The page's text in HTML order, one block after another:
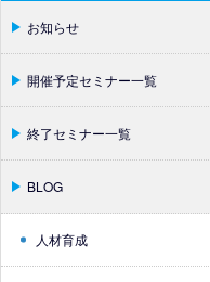
お知らせ
開催予定セミナー一覧
終了セミナー一覧
BLOG
人材育成